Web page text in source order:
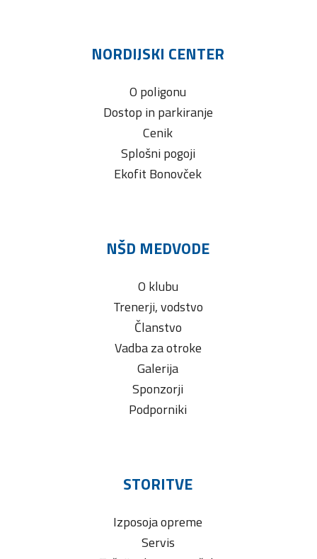
NORDIJSKI CENTER
O poligonu
Dostop in parkiranje
Cenik
Splošni pogoji
Ekofit Bonovček
NŠD MEDVODE
O klubu
Trenerji, vodstvo
Članstvo
Vadba za otroke
Galerija
Sponzorji
Podporniki
STORITVE
Izposoja opreme
Servis